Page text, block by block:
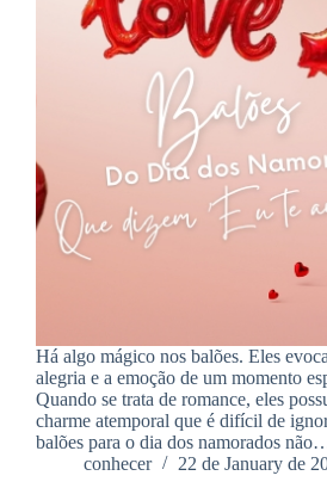
Há algo mágico nos balões. Eles
alegria e a emoção de um momento
Quando se trata de romance, eles
charme atemporal que é difícil de
balões para o dia dos namorados
conhecer
22 de January de